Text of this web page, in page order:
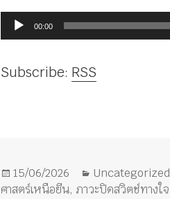
ตัว
เล่น
ไฟล์
00:00
Subscribe: RSS
เขียน
เมื่อ
15/06/2026
หมวด
หมู่
Uncategorized
ศาสตร์เหนือยีน, ภาวะปิดสวิตช์ทางใจ